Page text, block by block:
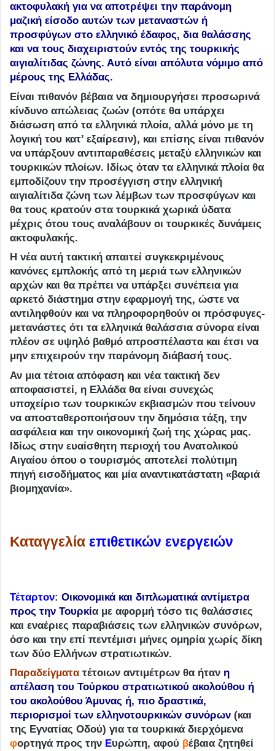
ακτοφυλακή για να αποτρέψει την παράνομη
μαζική είσοδο αυτών των μεταναστών ή
προσφύγων στο ελληνικό έδαφος, δια θαλάσσης
και να τους διαχειριστούν εντός της τουρκικής
αιγιαλίτιδας ζώνης. Αυτό είναι απόλυτα νόμιμο από
μέρους της Ελλάδας.
Είναι πιθανόν βέβαια να δημιουργήσει προσωρινά
κίνδυνο απώλειας ζωών (οπότε θα υπάρχει
διάσωση από τα ελληνικά πλοία, αλλά μόνο με τη
λογική του κατ’ εξαίρεσιν), και επίσης είναι πιθανόν
να υπάρξουν αντιπαραθέσεις μεταξύ ελληνικών και
τουρκικών πλοίων. Ιδίως όταν τα ελληνικά πλοία θα
εμποδίζουν την προσέγγιση στην ελληνική
αιγιαλίτιδα ζώνη των λέμβων των προσφύγων και
θα τους κρατούν στα τουρκικά χωρικά ύδατα
μέχρις ότου τους αναλάβουν οι τουρκικές δυνάμεις
ακτοφυλακής.
Η νέα αυτή τακτική απαιτεί συγκεκριμένους
κανόνες εμπλοκής από τη μεριά των ελληνικών
αρχών και θα πρέπει να υπάρξει συνέπεια για
αρκετό διάστημα στην εφαρμογή της, ώστε να
αντιληφθούν και να πληροφορηθούν οι πρόσφυγες-
μετανάστες ότι τα ελληνικά θαλάσσια σύνορα είναι
πλέον σε υψηλό βαθμό απροσπέλαστα και έτσι να
μην επιχειρούν την παράνομη διάβασή τους.
Αν μια τέτοια απόφαση και νέα τακτική δεν
αποφασιστεί, η Ελλάδα θα είναι συνεχώς
υποχείριο των τουρκικών εκβιασμών που τείνουν
να αποσταθεροποιήσουν την δημόσια τάξη, την
ασφάλεια και την οικονομική ζωή της χώρας μας.
Ιδίως στην ευαίσθητη περιοχή του Ανατολικού
Αιγαίου όπου ο τουρισμός αποτελεί πολύτιμη
πηγή εισοδήματος και μία αναντικατάστατη «βαριά
βιομηχανία».
Καταγγελία επιθετικών ενεργειών
Τέταρτον: Οικονομικά και διπλωματικά αντίμετρα
προς την Τουρκία με αφορμή τόσο τις θαλάσσιες
και εναέριες παραβιάσεις των ελληνικών συνόρων,
όσο και την επί πεντέμισι μήνες ομηρία χωρίς δίκη
των δύο Ελλήνων στρατιωτικών.
Παραδείγματα τέτοιων αντιμέτρων θα ήταν η
απέλαση του Τούρκου στρατιωτικού ακολούθου ή
του ακολούθου Άμυνας ή, πιο δραστικά,
περιορισμοί των ελληνοτουρκικών συνόρων (και
της Εγνατίας Οδού) για τα τουρκικά διερχόμενα
φορτηγά προς την Ευρώπη, αφού βέβαια ζητηθεί